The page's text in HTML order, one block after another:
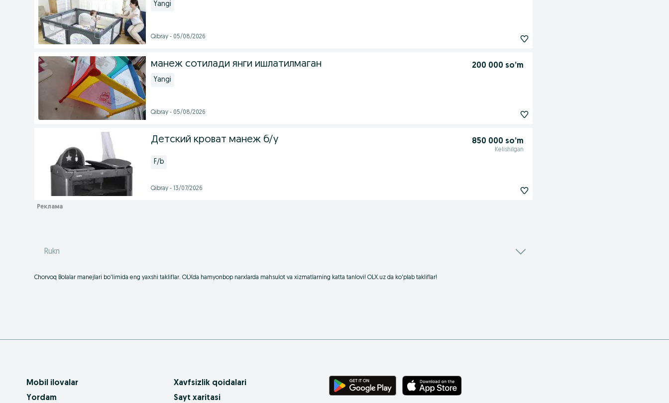
Yangi
Qibray - 05/08/2026
манеж сотилади янги ишлатилмаган 200 000 so’m
Yangi
Qibray - 05/08/2026
Детский кроват манеж б/у 850 000 so’m
Kelishilgan
F/b
Qibray - 13/07/2026
Rukn
Chorvoq Bolalar manejlari bo'limida eng yaxshi takliflar. OLXda hamyonbop narxlarda mahsulot va xizmatlarning katta tanlovi! OLX.uz da ko'plab takliflar!
Mobil ilovalar
Yordam
Xavfsizlik qoidalari
Sayt xaritasi